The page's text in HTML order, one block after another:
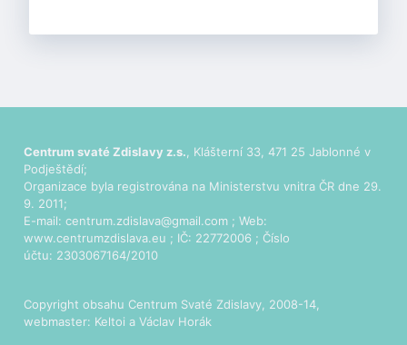
Centrum svaté Zdislavy z.s., Klášterní 33, 471 25 Jablonné v
Podještědí;
Organizace byla registrována na Ministerstvu vnitra ČR dne 29.
9. 2011;
E-mail: centrum.zdislava@gmail.com ; Web:
www.centrumzdislava.eu ; IČ: 22772006 ; Číslo
účtu: 2303067164/2010
Copyright obsahu Centrum Svaté Zdislavy, 2008-14,
webmaster: Keltoi a Václav Horák